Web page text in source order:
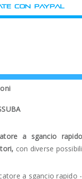
a sgancio
con diverse